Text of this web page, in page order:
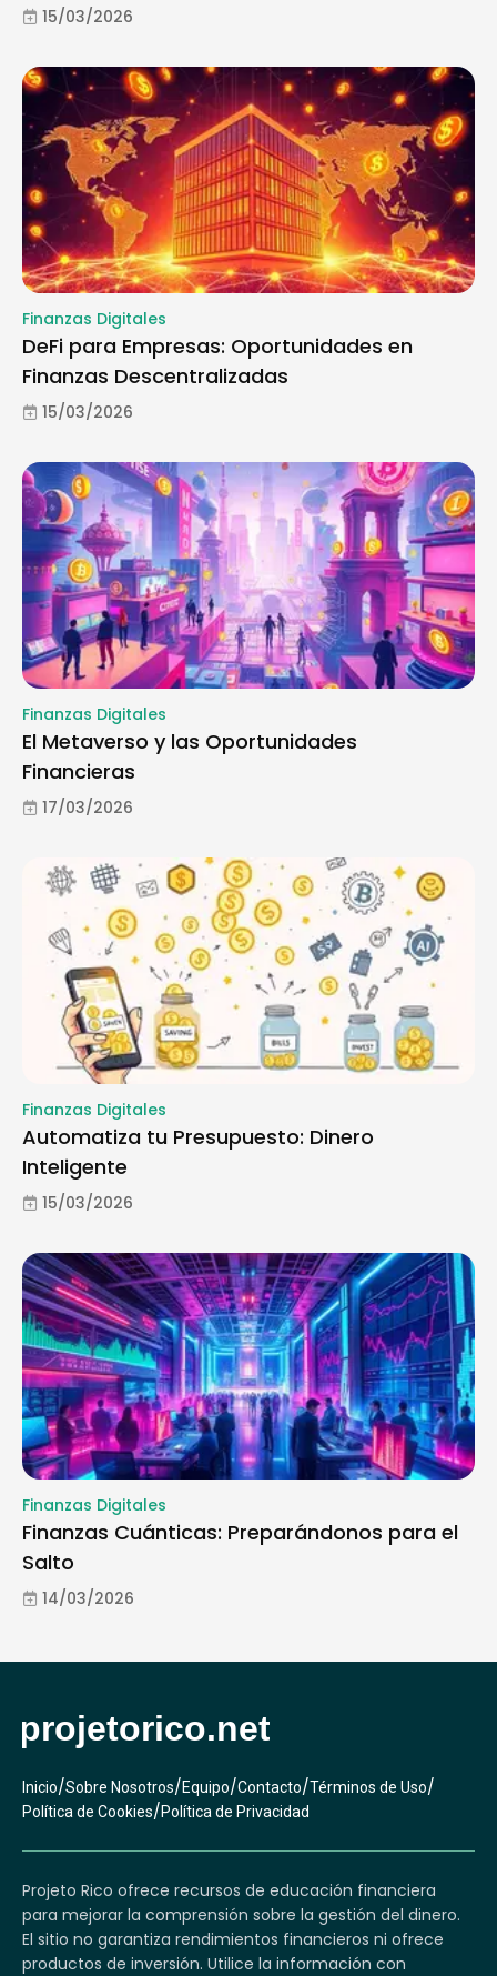
15/03/2026
Finanzas Digitales
DeFi para Empresas: Oportunidades en
Finanzas Descentralizadas
15/03/2026
Finanzas Digitales
El Metaverso y las Oportunidades
Financieras
17/03/2026
Finanzas Digitales
Automatiza tu Presupuesto: Dinero
Inteligente
15/03/2026
Finanzas Digitales
Finanzas Cuánticas: Preparándonos para el
Salto
14/03/2026
Inicio/Sobre Nosotros/Equipo/Contacto/Términos de Uso/
Política de Cookies/Política de Privacidad
Projeto Rico ofrece recursos de educación financiera
para mejorar la comprensión sobre la gestión del dinero.
El sitio no garantiza rendimientos financieros ni ofrece
productos de inversión. Utilice la información con